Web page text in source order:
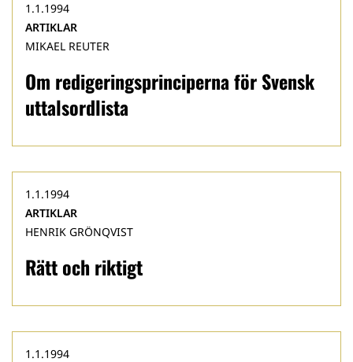
Om redigeringsprinciperna för Svensk
uttalsordlista
1.1.1994
ARTIKLAR
MIKAEL REUTER
Rätt och riktigt
1.1.1994
ARTIKLAR
HENRIK GRÖNQVIST
1.1.1994